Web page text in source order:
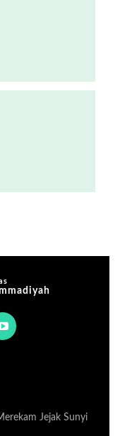
Jejak Sunyi